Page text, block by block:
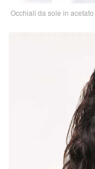
Occhiali da sole in